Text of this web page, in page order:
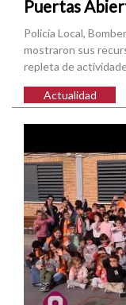
Puertas
Policía Local,
mostraron sus
repleta de
Actualidad